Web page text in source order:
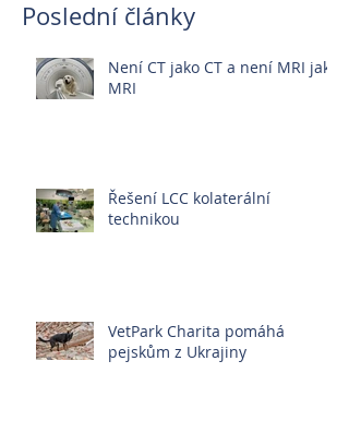
Poslední články
Není CT jako CT a není MRI jako
MRI
Řešení LCC kolaterální
technikou
VetPark Charita pomáhá
pejskům z Ukrajiny